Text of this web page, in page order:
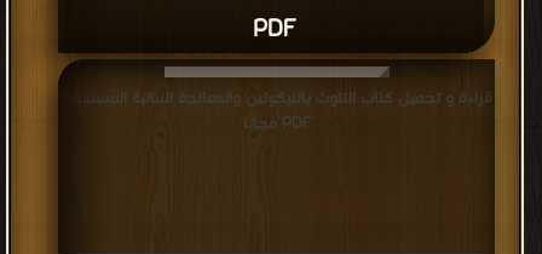
PDF
قراءة و تحميل كتاب التلوث بالنيكوتين والمعالجة النباتية المستدامة
PDF مجانا